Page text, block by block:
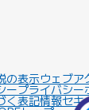
の表示ウェブア
ープライバシー
く表記情報セキ